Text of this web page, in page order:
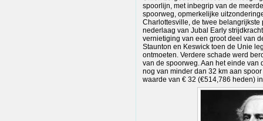
spoorlijn, met inbegrip van de
spoorweg, opmerkelijke
Charlottesville, de twee
nederlaag van Jubal Early
vernietiging van een groot deel van
Staunton en Keswick toen de Unie
ontmoeten. Verdere schade werd
van de spoorweg. Aan het einde
nog van minder dan 32 km aan
waarde van € 32 (€514,786 heden)